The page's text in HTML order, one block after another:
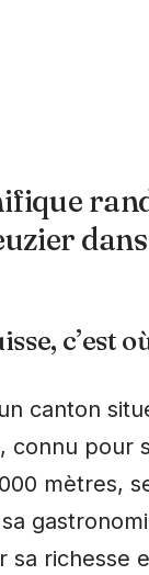
c’est
canton
connu pour
mètres,
sa richesse